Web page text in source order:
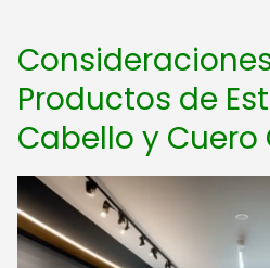
Productos de
Cabello y